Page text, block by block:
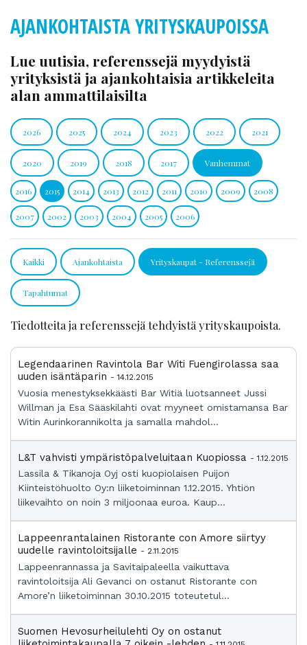
AJANKOHTAISTA YRITYSKAUPOISSA
Lue uutisia, referenssejä myydyistä
yrityksistä ja ajankohtaisia artikkeleita
alan ammattilaisilta
2026 2025 2024 2023 2022 2021
2020 2019 2018 2017 Vanhemmat
2016 2015 2014 2013 2012 2011 2010 2009 2008
2007 2002 2003 2004 2005 2006
Kaikki Ajankohtaista Yrityskaupat - Referenssejä
Tapahtumat
Tiedotteita ja referenssejä tehdyistä yrityskaupoista.
Legendaarinen Ravintola Bar Witi Fuengirolassa saa
uuden isäntäparin - 14.12.2015
Vuosia menestyksekkäästi Bar Witiä luotsanneet Jussi
Willman ja Esa Sääskilahti ovat myyneet omistamansa Bar
Witin Aurinkorannikolta ja samalla mahdol...
L&T vahvisti ympäristöpalveluitaan Kuopiossa - 1.12.2015
Lassila & Tikanoja Oyj osti kuopiolaisen Puijon
Kiinteistöhuolto Oy:n liiketoiminnan 1.12.2015. Yhtiön
liikevaihto on noin 3 miljoonaa euroa. Kaup...
Lappeenrantalainen Ristorante con Amore siirtyy
uudelle ravintoloitsijalle - 2.11.2015
Lappeenrannassa ja Savitaipaleella vaikuttava
ravintoloitsija Ali Gevanci on ostanut Ristorante con
Amore’n liiketoiminnan 30.10.2015 toteutetul...
Suomen Hevosurheilulehti Oy on ostanut